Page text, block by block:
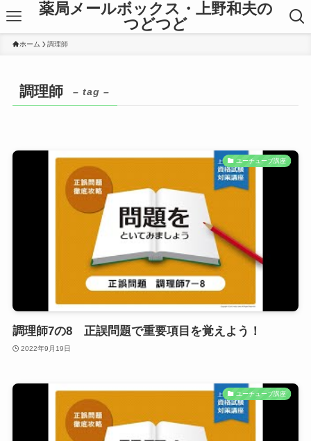
薬局メールボックス・上野和夫の
つどつど
ホーム 調理師
調理師 – tag –
ユーチューブ講座
調理師7の8 正誤問題で重要項目を覚えよう！
2022年9月19日
ユーチューブ講座